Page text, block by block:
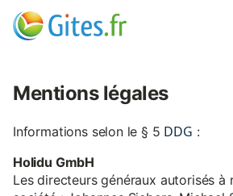
Mentions légales
Informations selon le § 5 DDG :
Holidu GmbH
Les directeurs généraux autorisés à